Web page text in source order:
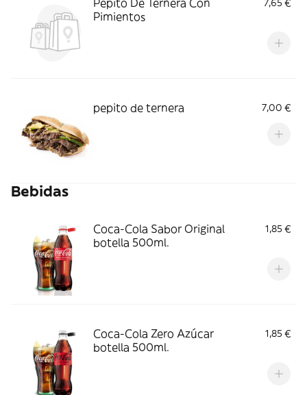
Pepito De Ternera Con
Pimientos
7,65 €
pepito de ternera 7,00 €
Bebidas
Coca-Cola Sabor Original
botella 500ml.
1,85 €
Coca-Cola Zero Azúcar
botella 500ml.
1,85 €